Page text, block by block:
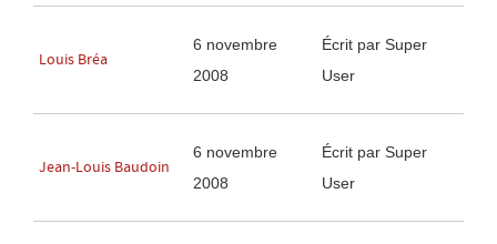
Louis Bréa
6 novembre
2008
Écrit par Super
User
Jean-Louis Baudoin
6 novembre
2008
Écrit par Super
User